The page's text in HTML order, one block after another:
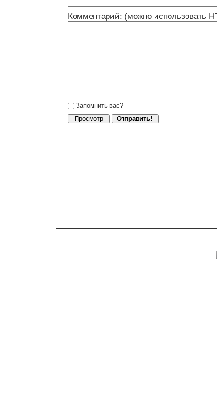
Комментарий: (можно использовать
Запомнить вас?